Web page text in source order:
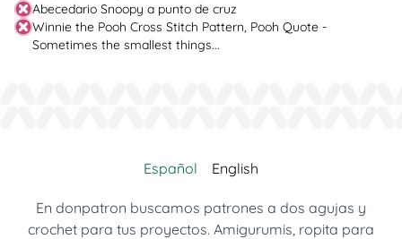
Abecedario Snoopy a punto de cruz
Winnie the Pooh Cross Stitch Pattern, Pooh Quote -
Sometimes the smallest things...
Español English
En donpatron buscamos patrones a dos agujas y
crochet para tus proyectos. Amigurumis, ropita para